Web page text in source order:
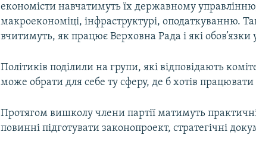
економісти навчатимуть їх державному
макроекономіці, інфраструктурі, оподаткуванню.
вчитимуть, як працює Верховна Рада і які обов’язки
Політиків поділили на групи, які відповідають
може обрати для себе ту сферу, де б хотів
Протягом вишколу члени партії матимуть
повинні підготувати законопроект, стратегічні